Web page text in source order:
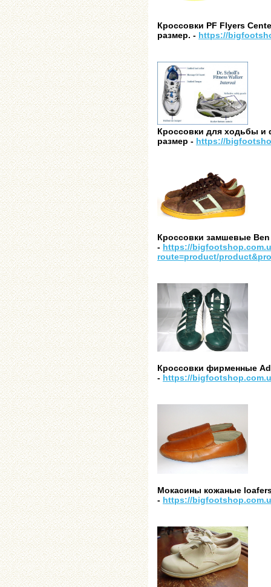
Кроссовки PF Flyers
размер. - https://
Кроссовки для ходьбы и
размер - https://
Кроссовки замшевые Ben
- https://
route=product/
Кроссовки фирменные
- https://
Мокасины кожаные
- https://